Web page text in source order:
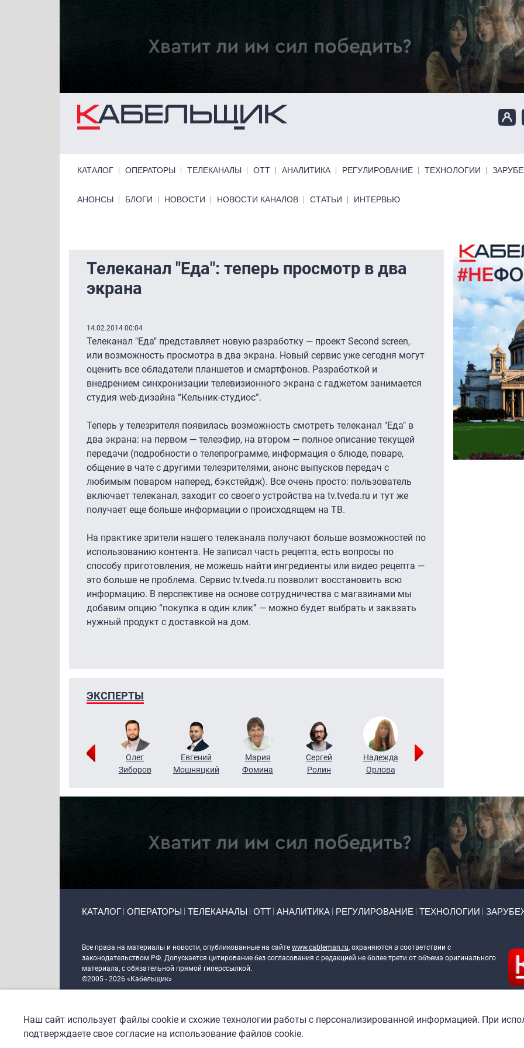
Перейти к основному содержанию
КАТАЛОГ ОПЕРАТОРЫ ТЕЛЕКАНАЛЫ ОТТ АНАЛИТИКА РЕГУЛИРОВАНИЕ ТЕХНОЛОГИИ
Primary links bottom
АНОНСЫ БЛОГИ НОВОСТИ НОВОСТИ КАНАЛОВ СТАТЬИ ИНТЕРВЬЮ
Телеканал "Еда": теперь просмотр в два
экрана
14.02.2014 00:04
Телеканал "Еда" представляет новую разработку — проект Second screen,
или возможность просмотра в два экрана. Новый сервис уже сегодня могут
оценить все обладатели планшетов и смартфонов. Разработкой и
внедрением синхронизации телевизионного экрана с гаджетом занимается
студия web-дизайна “Кельник-студиос”.
Теперь у телезрителя появилась возможность смотреть телеканал "Еда" в
два экрана: на первом — телеэфир, на втором — полное описание текущей
передачи (подробности о телепрограмме, информация о блюде, поваре,
общение в чате с другими телезрителями, анонс выпусков передач с
любимым поваром наперед, бэкстейдж). Все очень просто: пользователь
включает телеканал, заходит со своего устройства на tv.tveda.ru и тут же
получает еще больше информации о происходящем на ТВ.
На практике зрители нашего телеканала получают больше возможностей по
использованию контента. Не записал часть рецепта, есть вопросы по
способу приготовления, не можешь найти ингредиенты или видео рецепта —
это больше не проблема. Сервис tv.tveda.ru позволит восстановить всю
информацию. В перспективе на основе сотрудничества с магазинами мы
добавим опцию “покупка в один клик” — можно будет выбрать и заказать
нужный продукт с доставкой на дом.
ЭКСПЕРТЫ
Григорий
Олег
Зиборов
Евгений
Мошняцкий
Мария
Фомина
Сергей
Ролин
Надежда
Орлова
КАТАЛОГ ОПЕРАТОРЫ ТЕЛЕКАНАЛЫ ОТТ АНАЛИТИКА РЕГУЛИРОВАНИЕ ТЕХНОЛОГИИ
Все права на материалы и новости, опубликованные на сайте www.cableman.ru, охраняются в соответствии с
законодательством РФ. Допускается цитирование без согласования с редакцией не более трети от объема оригинального
материала, с обязательной прямой гиперссылкой.
©2005 - 2026 «Кабельщик»
DrupalCoder — поддержка сайта c 2017 года
Наш сайт использует файлы cookie и схожие технологии работы с персонализированной информацией. При
подтверждаете свое согласие на использование файлов cookie.